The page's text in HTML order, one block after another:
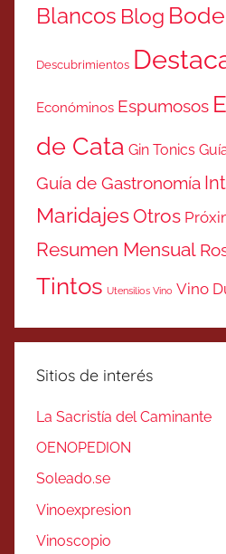
Blancos Blog
Descubrimientos
Económinos Espumosos
de Cata Gin Tonics
Guía de Gastronomía
MaridajesOtros
Resumen Mensual
Tintos Utensilios Vino Vino
Sitios de interés
La Sacristía del Caminante
OENOPEDION
Soleado.se
Vinoexpresion
Vinoscopio